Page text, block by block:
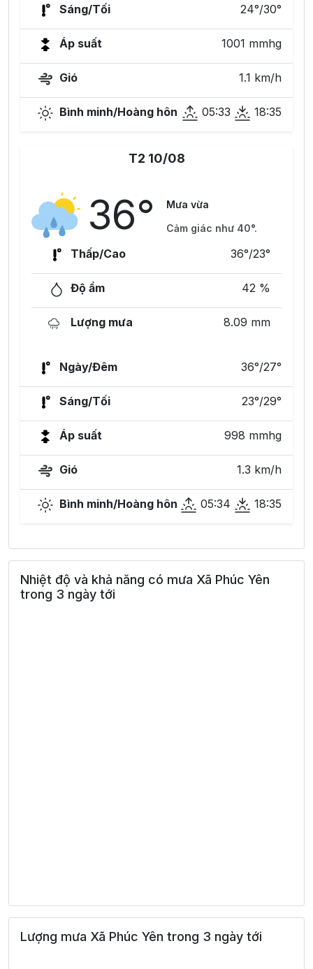
Sáng/Tối 24°/30°
Áp suất 1001 mmhg
Gió 1.1 km/h
Bình minh/Hoàng hôn 05:33 18:35
T2 10/08
36°
Mưa vừa
Cảm giác như 40°.
Thấp/Cao 36°/23°
Độ ẩm 42 %
Lượng mưa 8.09 mm
Ngày/Đêm 36°/27°
Sáng/Tối 23°/29°
Áp suất 998 mmhg
Gió 1.3 km/h
Bình minh/Hoàng hôn 05:34 18:35
Nhiệt độ và khả năng có mưa Xã Phúc Yên
trong 3 ngày tới
Lượng mưa Xã Phúc Yên trong 3 ngày tới